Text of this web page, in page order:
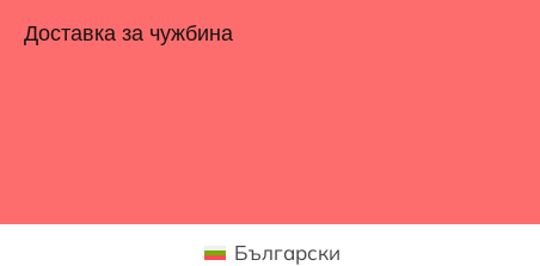
Доставка за чужбина
Български